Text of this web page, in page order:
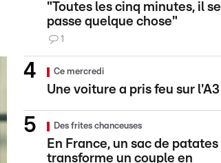
"Toutes les cinq minutes, il se
passe quelque chose"
1
Ce mercredi
Une voiture a pris feu sur l'A3
Des frites chanceuses
En France, un sac de patates
transforme un couple en